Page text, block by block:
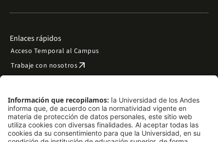
Enlaces rápidos
Acceso Temporal al Campus
Trabaje con nosotrosarrow_outward
Preguntas frecuentes
Filantropía y donacionesarrow_outward
Mapa del sitio arrow_outward